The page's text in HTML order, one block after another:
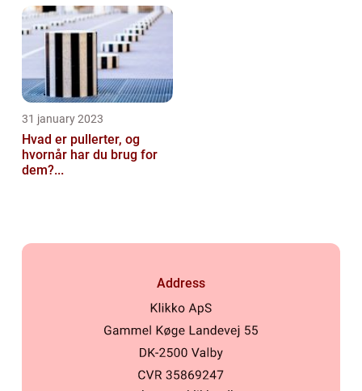
31 january 2023
Hvad er pullerter, og
hvornår har du brug for
dem?...
Address